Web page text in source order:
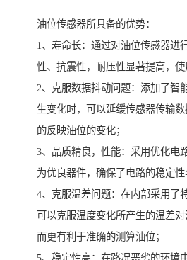
油位传感器所具备的优势：
1、寿命长：通过对油位传感器进
性、抗震性，耐压性显著提高，使
2、克服数据抖动问题：添加了智
生变化时，可以延缓传感器传输
的反映油位的变化；
3、品质精良，性能：采用优化电
为优良器件，确保了电路的稳定性
4、克服温差问题：在内部采用了
可以克服温度变化所产生的温差
而更有利于准确的测算油位；
5、稳定性高：在路况恶劣的环境